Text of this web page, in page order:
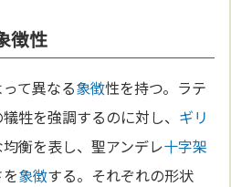
徴性
て異なる象徴性を持つ。ラテ
牲を強調するのに対し、 ギリ
衡を表し、聖アンデレ十字架
象徴する。それぞれの形状